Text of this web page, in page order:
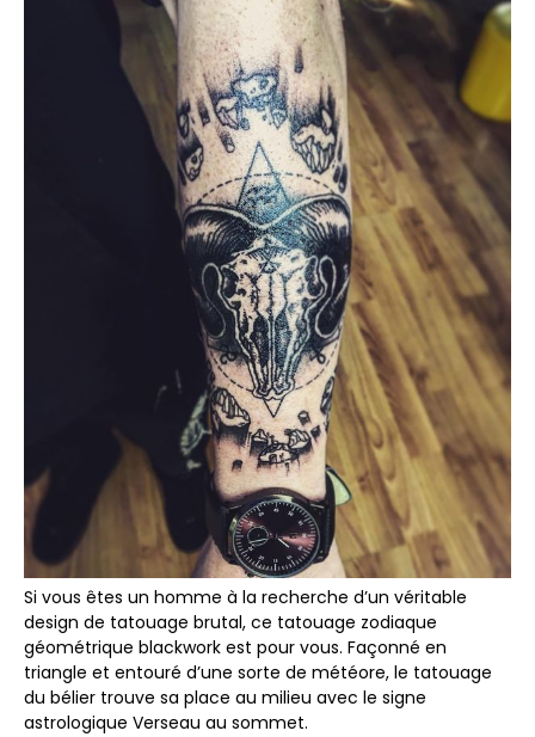
Si vous êtes un homme à la recherche d’un véritable
design de tatouage brutal, ce tatouage zodiaque
géométrique blackwork est pour vous. Façonné en
triangle et entouré d’une sorte de météore, le tatouage
du bélier trouve sa place au milieu avec le signe
astrologique Verseau au sommet.